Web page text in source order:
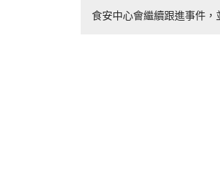
食安中心會繼續跟進事件，